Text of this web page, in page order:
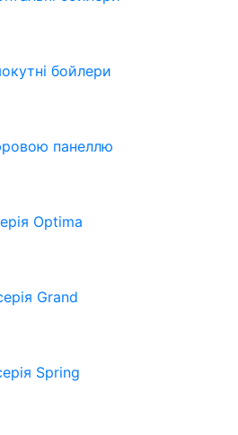
бойлери
панеллю
Optima
Grand
Spring